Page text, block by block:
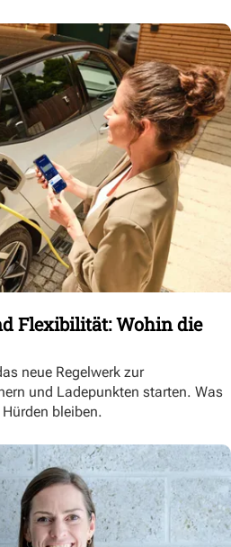
Flexibilität: Wohin die
neue Regelwerk zur
und Ladepunkten starten. Was
bleiben.